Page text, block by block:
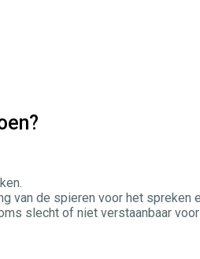
van de spieren voor het spreken
slecht of niet verstaanbaar